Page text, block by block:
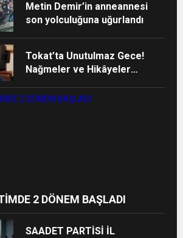
Metin Demir’in anneannesi
son yolculuğuna uğurlandı
Tokat’ta Unutulmaz Gece!
Nağmeler ve Hikâyeler
2 DÖNEM BAŞLADI
SAADET PARTİSİ İL